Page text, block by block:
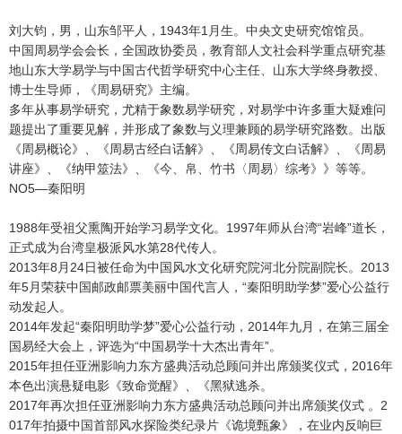
刘大钧，男，山东邹平人，1943年1月生。中央文史研究馆馆员。
中国周易学会会长，全国政协委员，教育部人文社会科学重点研究基
地山东大学易学与中国古代哲学研究中心主任、山东大学终身教授、
博士生导师，《周易研究》主编。
多年从事易学研究，尤精于象数易学研究，对易学中许多重大疑难问
题提出了重要见解，并形成了象数与义理兼顾的易学研究路数。出版
《周易概论》、《周易古经白话解》、《周易传文白话解》、《周易
讲座》、《纳甲筮法》、《今、帛、竹书〈周易〉综考》》等等。
NO5—秦阳明
1988年受祖父熏陶开始学习易学文化。1997年师从台湾“岩峰”道长，
正式成为台湾皇极派风水第28代传人。
2013年8月24日被任命为中国风水文化研究院河北分院副院长。2013
年5月荣获中国邮政邮票美丽中国代言人，“秦阳明助学梦”爱心公益行
动发起人。
2014年发起“秦阳明助学梦”爱心公益行动，2014年九月，在第三届全
国易经大会上，评选为“中国易学十大杰出青年”。
2015年担任亚洲影响力东方盛典活动总顾问并出席颁奖仪式，2016年
本色出演悬疑电影《致命觉醒》、《黑狱逃杀。
2017年再次担任亚洲影响力东方盛典活动总顾问并出席颁奖仪式 。2
017年拍摄中国首部风水探险类纪录片《诡境甄象》，在业内反响巨